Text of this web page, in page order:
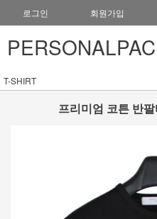
로그인 회원가입
T-SHIRT
프리미엄 코튼 반